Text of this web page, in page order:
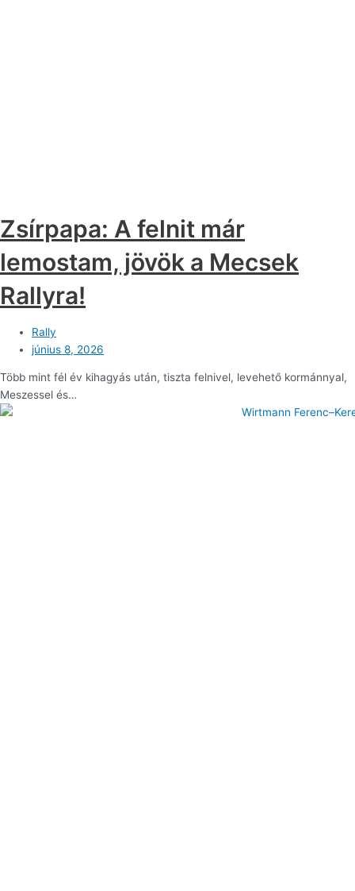
Zsírpapa: A felnit már
lemostam, jövök a Mecsek
Rallyra!
Rally
június 8, 2026
Több mint fél év kihagyás után, tiszta felnivel, levehető kormánnyal,
Meszessel és…